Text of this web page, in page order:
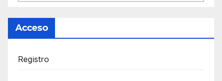
Acceso
Registro